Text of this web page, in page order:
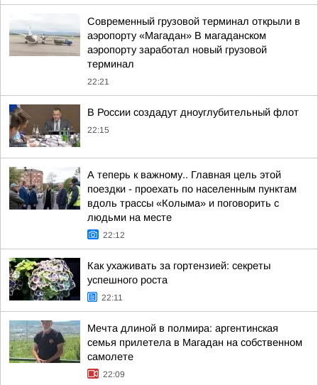
Современный грузовой терминал открыли в
аэропорту «Магадан» В магаданском
аэропорту заработал новый грузовой
терминал
22:21
В России создадут дноуглубительный флот
22:15
А теперь к важному.. Главная цель этой
поездки - проехать по населенным пунктам
вдоль трассы «Колыма» и поговорить с
людьми на месте
22:12
Как ухаживать за гортензией: секреты
успешного роста
22:11
Мечта длиной в полмира: аргентинская
семья прилетела в Магадан на собственном
самолете
22:09